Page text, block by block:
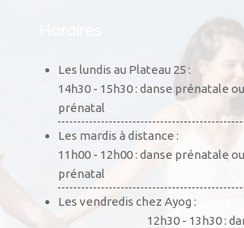
Les lundis au Plateau 25 :
14h30 - 15h30 : danse prénatale
prénatal
Les mardis à distance :
11h00 - 12h00 : danse prénatale
prénatal
Les vendredis chez Ayog :
12h30 - 13h30 :